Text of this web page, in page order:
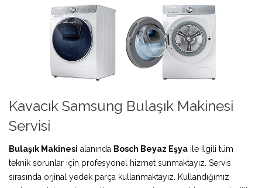
Kavacık Samsung Bulaşık Makinesi
Servisi
Bulaşık Makinesi alanında Bosch Beyaz Eşya ile ilgili tüm
teknik sorunlar için profesyonel hizmet sunmaktayız. Servis
sırasında orjinal yedek parça kullanmaktayız. Kullandığımız